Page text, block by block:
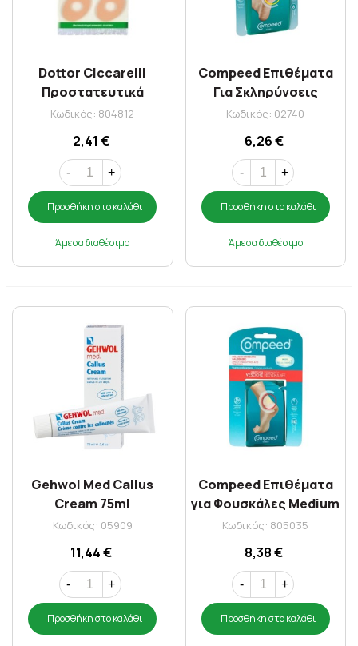
Dottor Ciccarelli
Προστατευτικά
Επικάλια Για
Κωδικός: 804812
2,41 €
- +
Προσθήκη στο καλάθι
Άμεσα διαθέσιμο
Compeed Επιθέματα
Για Σκληρύνσεις
Medium X 6
Κωδικός: 02740
6,26 €
- +
Προσθήκη στο καλάθι
Άμεσα διαθέσιμο
Gehwol Med Callus
Cream 75ml
Κωδικός: 05909
11,44 €
- +
Προσθήκη στο καλάθι
Compeed Επιθέματα
για Φουσκάλες Medium
10τμχ
Κωδικός: 805035
8,38 €
- +
Προσθήκη στο καλάθι